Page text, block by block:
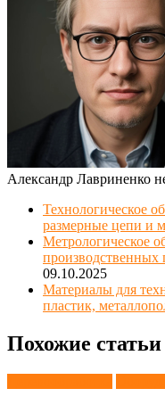
Александр Лавриненко
Технологическое
размерные цепи и
Метрологическое
производственных
09.10.2025
Материалы для
пластик,
Похожие статьи